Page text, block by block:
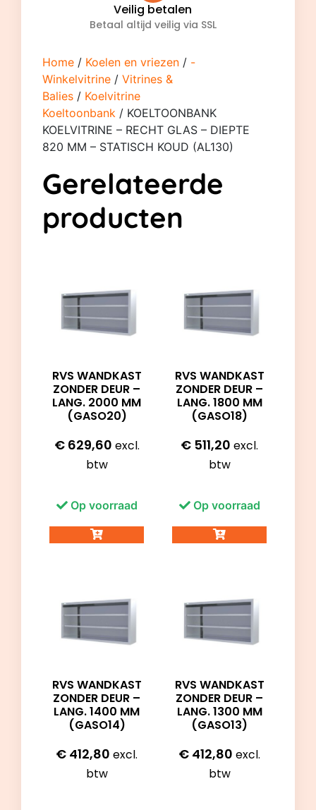
Veilig betalen
Betaal altijd veilig via SSL
Home / Koelen en vriezen / -
Winkelvitrine / Vitrines &
Balies / Koelvitrine
Koeltoonbank / KOELTOONBANK
KOELVITRINE – RECHT GLAS – DIEPTE
820 MM – STATISCH KOUD (AL130)
Gerelateerde
producten
RVS WANDKAST
ZONDER DEUR –
LANG. 2000 MM
(GASO20)
€629,60 excl.
btw
Op voorraad
RVS WANDKAST
ZONDER DEUR –
LANG. 1800 MM
(GASO18)
€ 511,20 excl.
btw
Op voorraad
RVS WANDKAST
ZONDER DEUR –
LANG. 1400 MM
(GASO14)
€ 412,80 excl.
btw
RVS WANDKAST
ZONDER DEUR –
LANG. 1300 MM
(GASO13)
€ 412,80 excl.
btw